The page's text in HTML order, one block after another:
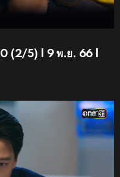
(2/5) | 9 พ.ย. 66 |